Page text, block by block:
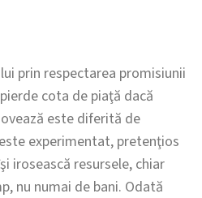
prin respectarea promisiunii
cota de piaţă dacă
este diferită de
experimentat, pretenţios
irosească resursele, chiar
nu numai de bani. Odată